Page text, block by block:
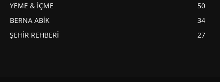
YEME & İÇME
50
BERNA ABİK
34
ŞEHİR REHBERİ
27